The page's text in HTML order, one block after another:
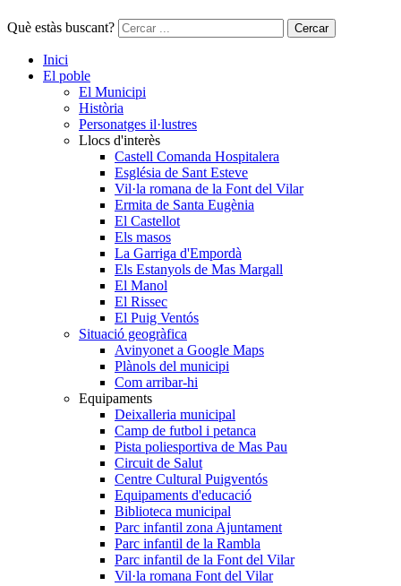
Què estàs buscant? Cercar
Inici
El poble
El Municipi
Història
Personatges il·lustres
Llocs d'interès
Castell Comanda Hospitalera
Església de Sant Esteve
Vil·la romana de la Font del Vilar
Ermita de Santa Eugènia
El Castellot
Els masos
La Garriga d'Empordà
Els Estanyols de Mas Margall
El Manol
El Rissec
El Puig Ventós
Situació geogràfica
Avinyonet a Google Maps
Plànols del municipi
Com arribar-hi
Equipaments
Deixalleria municipal
Camp de futbol i petanca
Pista poliesportiva de Mas Pau
Circuit de Salut
Centre Cultural Puigventós
Equipaments d'educació
Biblioteca municipal
Parc infantil zona Ajuntament
Parc infantil de la Rambla
Parc infantil de la Font del Vilar
Vil·la romana Font del Vilar